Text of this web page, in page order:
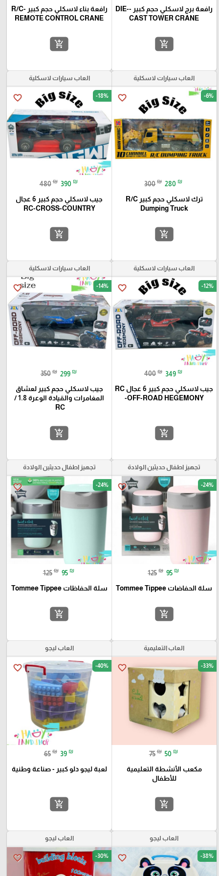
رافعة برج لاسكلي حجم كبير -DIE-
CAST TOWER CRANE
add_shopping_cart
رافعة بناء لاسكلي حجم كبير -R/C
REMOTE CONTROL CRANE
add_shopping_cart
العاب سيارات لاسكلية
favorite_border -6%
300 ₪ 280 ₪
ترك لاسكلي حجم كبير R/C
Dumping Truck
add_shopping_cart
العاب سيارات لاسكلية
favorite_border -18%
480 ₪ 390 ₪
جيب لاسكلي حجم كبير 6 عجال
RC-CROSS-COUNTRY
add_shopping_cart
العاب سيارات لاسكلية
favorite_border -12%
400 ₪ 349 ₪
جيب لاسكلي حجم كبير 6 عجال RC
-OFF-ROAD HEGEMONY
add_shopping_cart
العاب سيارات لاسكلية
favorite_border -14%
350 ₪ 299 ₪
جيب لاسكلي حجم كبير لعشاق
المغامرات والقيادة الوعرة 1.8 /
RC
add_shopping_cart
تجهيز اطفال حديثين الولادة
favorite_border -24%
125 ₪ 95 ₪
سلة الحفاضات Tommee Tippee
add_shopping_cart
تجهيز اطفال حديثين الولادة
favorite_border -24%
125 ₪ 95 ₪
سلة الحفاظات Tommee Tippee
add_shopping_cart
العاب التعليمية
favorite_border -33%
75 ₪ 50 ₪
مكعب الأنشطة التعليمية
للأطفال
add_shopping_cart
العاب ليجو
favorite_border -40%
65 ₪ 39 ₪
لعبة ليجو دلو كبير - صناعة وطنية
add_shopping_cart
العاب ليجو
favorite_border -38%
العاب ليجو
favorite_border -30%